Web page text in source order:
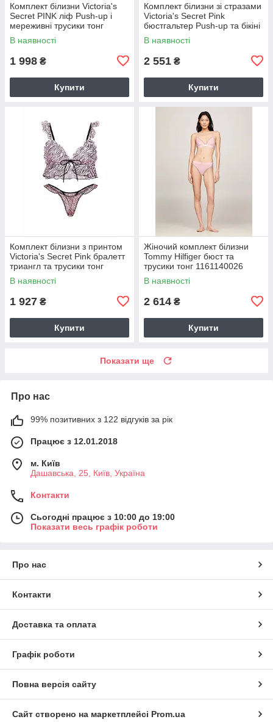
Комплект білизни Victoria's
Secret PINK ліф Push-up і
мереживні трусики тонг
1161235098 (Бежевий 32C/S)
В наявності
1 998 ₴
Купити
Комплект білизни зі стразами
Victoria's Secret Pink
бюстгальтер Push-up та бікіні
трусики 1161091578
(Червоний
В наявності
2 551 ₴
Купити
Комплект білизни з принтом
Victoria's Secret Pink бралетт
триангл та трусики тонг
1161104240 (Чорний/Рожевий
X
В наявності
1 927 ₴
Купити
Жіночий комплект білизни
Tommy Hilfiger бюст та
трусики тонг 1161140026
(Рожевий XL)
В наявності
2 614 ₴
Купити
Показати ще
Про нас
99% позитивних з 122 відгуків за рік
Працює з 12.01.2018
м. Київ
Дашавська, 25, Київ, Україна
Контакти
Сьогодні працює з 10:00 до 19:00
Показати весь графік роботи
Про нас
Контакти
Доставка та оплата
Графік роботи
Повна версія сайту
Сайт створено на маркетплейсі Prom.ua